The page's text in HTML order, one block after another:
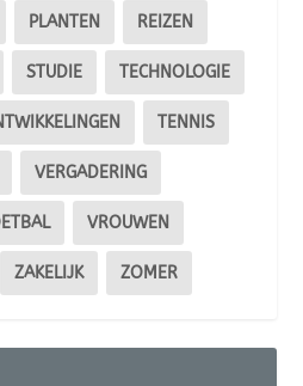
PLANTEN REIZEN
STUDIE TECHNOLOGIE
TENNIS
VERGADERING
VROUWEN
ZAKELIJK ZOMER